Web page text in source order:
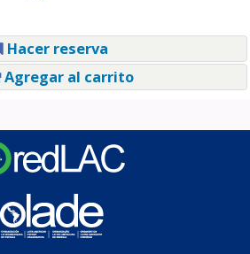
Hacer reserva
Agregar al carrito